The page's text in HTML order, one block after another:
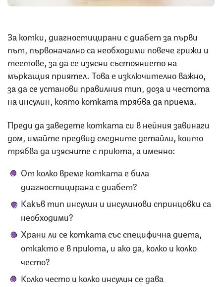
За котки, диагностицирани с диабет за първи
път, първоначално са необходими повече грижи и
тестове, за да се изясни състоянието на
мъркащия приятел. Това е изключително важно,
за да се установи правилния тип, доза и честота
на инсулин, която котката трябва да приема.
Преди да заведете котката си в нейния завинаги
дом, имайте предвид следните детайли, които
трябва да изясните с приюта, а именно:
От колко време котката е била
диагностицирана с диабет?
Какъв тип инсулин и инсулинови спринцовки са
необходими?
Храни ли се котката със специфична диета,
откакто е в приюта, и ако да, колко и колко
често?
Колко често и колко инсулин се дава